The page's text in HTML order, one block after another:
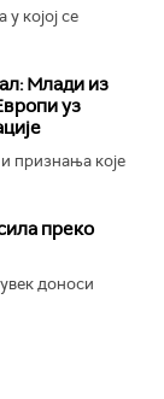
којој се
Млади из
уз
признања које
преко
доноси